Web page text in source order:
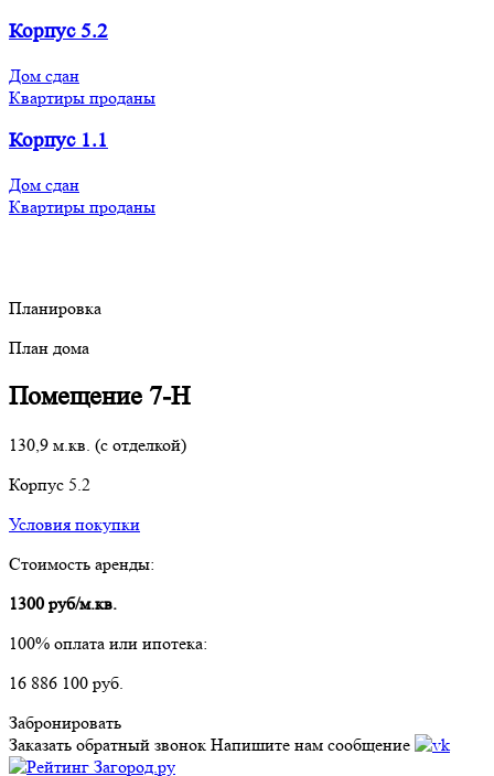
Корпус 5.2
Дом сдан
Квартиры проданы
Корпус 1.1
Дом сдан
Квартиры проданы
Планировка
План дома
Помещение 7-Н
130,9 м.кв. (с отделкой)
Корпус 5.2
Условия покупки
Стоимость аренды:
1300 руб/м.кв.
100% оплата или ипотека:
16 886 100 руб.
Забронировать
Заказать обратный звонок Напишите нам сообщение